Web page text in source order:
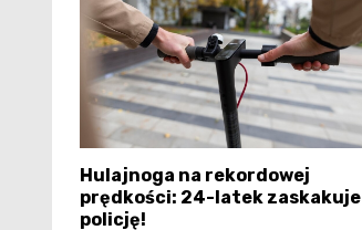
Hulajnoga na rekordowej
prędkości: 24-latek zaskakuje
policję!